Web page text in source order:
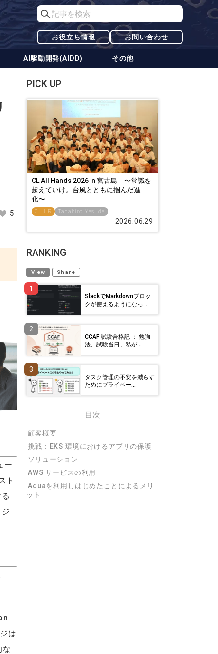
お役立ち情報 お問い合わせ
AI駆動開発(AIDD) その他
5
ー
ト
は
な
PICK UP
CL All Hands 2026 in 宮古島 〜常識を
超えていけ。台風とともに掴んだ進
化〜
CL HR Tadahiro Yasuda
2026.06.29
RANKING
View Share
1
SlackでMarkdownブロッ
クが使えるようになっ...
2
CCAF 試験合格記 ： 勉強
法、試験当日、私が...
3
タスク管理の不安を減らす
ためにプライベー...
目次
顧客概要
挑戦：EKS 環境におけるアプリの保護
ソリューション
AWS サービスの利用
Aquaを利用しはじめたことによるメリ
ット